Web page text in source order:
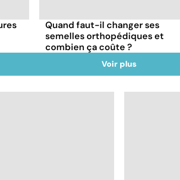
Quand faut-il changer ses
semelles orthopédiques et
combien ça coûte ?
Voir plus